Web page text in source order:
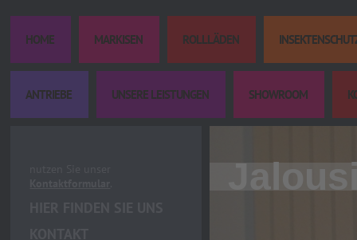
HOME MARKISEN ROLLLÄDEN
ANTRIEBE UNSERE LEISTUNGEN SHOWROOM